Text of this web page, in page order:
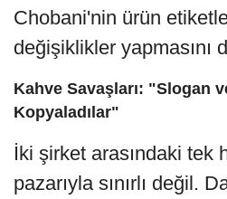
Chobani'nin ürün
değişiklikler yapmasını
Kahve Savaşları: "Slogan
Kopyaladılar"
İki şirket arasındaki tek
pazarıyla sınırlı değil.